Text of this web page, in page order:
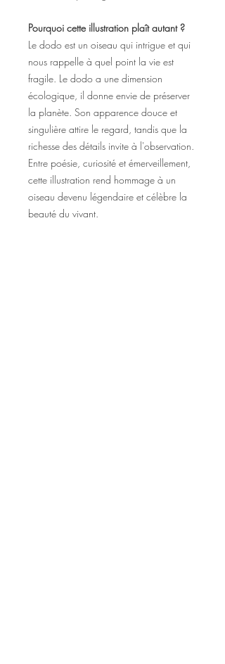
Pourquoi cette illustration plaît autant ?
Le dodo est un oiseau qui intrigue et qui
nous rappelle à quel point la vie est
fragile. Le dodo a une dimension
écologique, il donne envie de préserver
la planète. Son apparence douce et
singulière attire le regard, tandis que la
richesse des détails invite à l'observation.
Entre poésie, curiosité et émerveillement,
cette illustration rend hommage à un
oiseau devenu légendaire et célèbre la
beauté du vivant.